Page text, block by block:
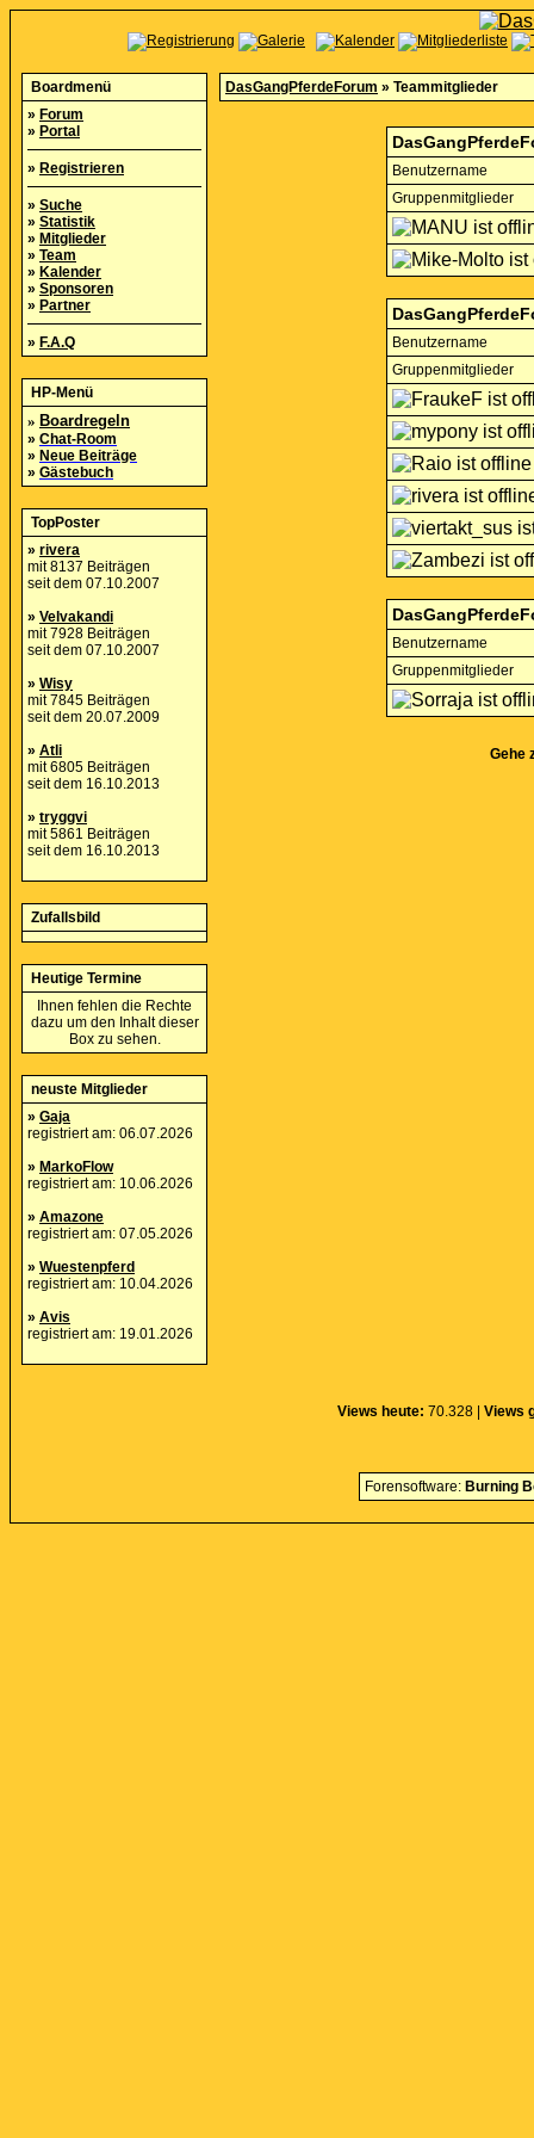
Boardmenü
» Forum
» Portal
» Registrieren
» Suche
» Statistik
» Mitglieder
» Team
» Kalender
» Sponsoren
» Partner
» F.A.Q
HP-Menü
» Boardregeln
» Chat-Room
» Neue Beiträge
» Gästebuch
TopPoster
» rivera
mit 8137 Beiträgen
seit dem 07.10.2007
» Velvakandi
mit 7928 Beiträgen
seit dem 07.10.2007
» Wisy
mit 7845 Beiträgen
seit dem 20.07.2009
» Atli
mit 6805 Beiträgen
seit dem 16.10.2013
» tryggvi
mit 5861 Beiträgen
seit dem 16.10.2013
Zufallsbild
Heutige Termine
Ihnen fehlen die Rechte
dazu um den Inhalt dieser
Box zu sehen.
neuste Mitglieder
» Gaja
registriert am: 06.07.2026
» MarkoFlow
registriert am: 10.06.2026
» Amazone
registriert am: 07.05.2026
» Wuestenpferd
registriert am: 10.04.2026
» Avis
registriert am: 19.01.2026
DasGangPferdeForum » Teammitglieder
Benutzername
Gruppenmitglieder
Benutzername
Gruppenmitglieder
Benutzername
Gruppenmitglieder
Gehe
Views heute: 70.328 | Views
Forensoftware: Burning